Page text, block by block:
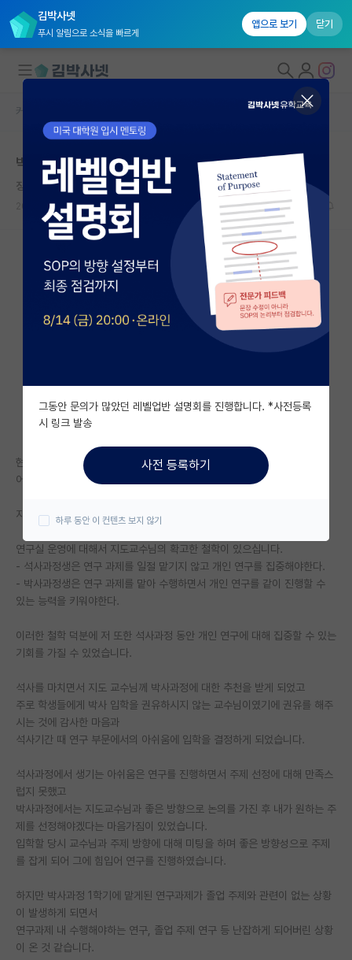
김박사넷
푸시 알림으로 소식을 빠르게
앱으로 보기 닫기
대학원생 모집
국내대학원 정보
연구실&오픈랩
커뮤니티
커뮤니티 홈
전체글보기
베스트 게시판
자유 게시판(아무개랩)
미국 유학 게시판
미국 대학원 합격 후기 게시판
대학원생 모집 게시판
연구실(PI) 홍보 게시판
석박사 채용 정보 게시판
임용 정보 게시판
학부 인턴 게시판
임용 후기 게시판
PI 전용 게시판
특수/전문대학원 게시판
반도체/AI 게시판
장학금/장학생 게시판
학술 정보 게시판
홍보 게시판
커리어
커뮤니티 홈
박사과정 고민이 됩니다.
징징대는 찰스 다윈
2024.08.28 1 930
현재 공대 대학원에서 박사과정으로 Course Work을 마친 채 3년차에 접
어 들었습니다.
지친 마음에 글을 쓰게 되었습니다.
연구실 운영에 대해서 지도교수님의 확고한 철학이 있으십니다.
- 석사과정생은 연구 과제를 일절 맡기지 않고 개인 연구를 집중해야한다.
- 박사과정생은 연구 과제를 맡아 수행하면서 개인 연구를 같이 진행할 수
있는 능력을 키워야한다.
이러한 철학 덕분에 저 또한 석사과정 동안 개인 연구에 대해 집중할 수 있는
기회를 가질 수 있었습니다.
석사를 마치면서 지도 교수님께 박사과정에 대한 추천을 받게 되었고
주로 학생들에게 박사 입학을 권유하시지 않는 교수님이였기에 권유를 해주
시는 것에 감사한 마음과
석사기간 때 연구 부문에서의 아쉬움에 입학을 결정하게 되었습니다.
석사과정에서 생기는 아쉬움은 연구를 진행하면서 주제 선정에 대해 만족스
럽지 못했고
박사과정에서는 지도교수님과 좋은 방향으로 논의를 가진 후 내가 원하는 주
제를 선정해야겠다는 마음가짐이 있었습니다.
입학할 당시 교수님과 주제 방향에 대해 미팅을 하며 좋은 방향성으로 주제
를 잡게 되어 그에 힘입어 연구를 진행하였습니다.
하지만 박사과정 1학기에 맡게된 연구과제가 졸업 주제와 관련이 없는 상황
이 발생하게 되면서
연구과제 내 수행해야하는 연구, 졸업 주제 연구 등 난잡하게 되어버린 상황
이 온 것 같습니다.
그동안 문의가 많았던 레벨업반 설명회를 진행합니다. *사전등록
시 링크 발송
사전 등록하기
하루 동안 이 컨텐츠 보지 않기